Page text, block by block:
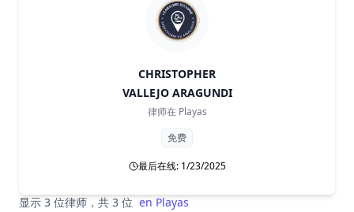
CHRISTOPHER
VALLEJO ARAGUNDI
律师在 Playas
免费
最后在线: 1/23/2025
显示 3 位律师，共 3 位 en Playas